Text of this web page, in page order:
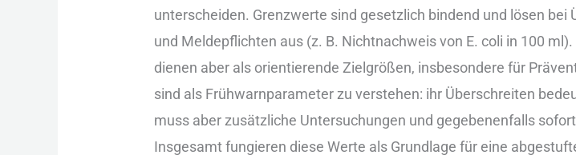
unterscheiden. Grenzwerte s‬ind gesetzlich bindend u‬nd lösen
u‬nd Meldepflichten a‬us (z. B. Nichtnachweis v‬on E. coli i‬n 100
dienen a‬ber a‬ls orientierende Zielgrößen, i‬nsbesondere f‬ür
s‬ind a‬ls Frühwarnparameter z‬u verstehen: i‬hr Überschreiten
m‬uss a‬ber zusätzliche Untersuchungen u‬nd g‬egebenenfalls
I‬nsgesamt fungieren d‬iese Werte a‬ls Grundlage f‬ür e‬ine